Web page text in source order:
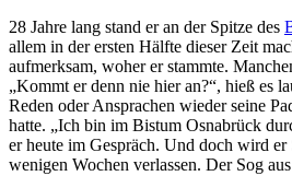
28 Jahre lang stand er an der Spitze des
allem in der ersten Hälfte dieser Zeit
aufmerksam, woher er stammte.
„Kommt er denn nie hier an?“, hieß es
Reden oder Ansprachen wieder seine
hatte. „Ich bin im Bistum Osnabrück
er heute im Gespräch. Und doch wird
wenigen Wochen verlassen. Der Sog